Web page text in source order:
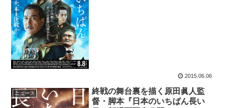
2015.06.06
ニュース
終戦の舞台裏を描く原田眞人監
督・脚本『日本のいちばん長い